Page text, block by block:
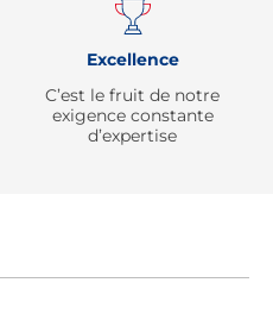
Excellence
C’est le fruit de notre
exigence constante
d’expertise